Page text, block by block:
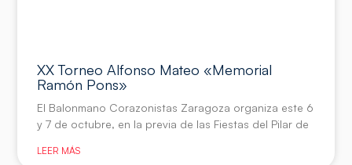
XX Torneo Alfonso Mateo «Memorial
Ramón Pons»
El Balonmano Corazonistas Zaragoza organiza este 6
y 7 de octubre, en la previa de las Fiestas del Pilar de
LEER MÁS